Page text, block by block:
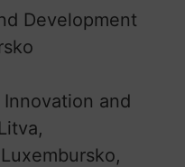
Development
and